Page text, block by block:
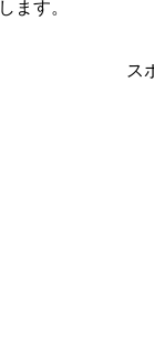
ます。
ス